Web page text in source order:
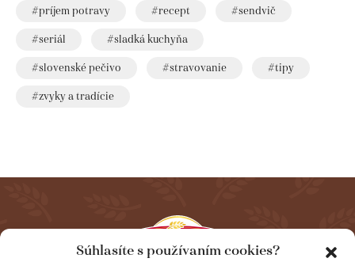
Súhlasíte s používaním cookies?
príjem potravy recept sendvič
seriál sladká kuchyňa
slovenské pečivo stravovanie tipy
zvyky a tradície